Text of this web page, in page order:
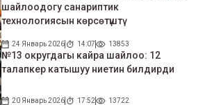
шайлоодогу санариптик
технологиясын көрсөтүштү
24 Январь 2026 14:07 13853
№13 округдагы кайра шайлоо: 12
талапкер катышуу ниетин билдирди
20 Январь 2026 17:52 13722